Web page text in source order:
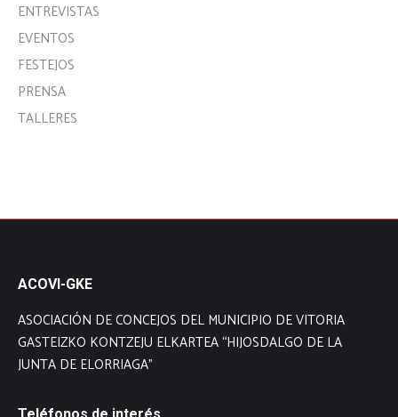
ENTREVISTAS
EVENTOS
FESTEJOS
PRENSA
TALLERES
ACOVI-GKE
ASOCIACIÓN DE CONCEJOS DEL MUNICIPIO DE VITORIA
GASTEIZKO KONTZEJU ELKARTEA “HIJOSDALGO DE LA
JUNTA DE ELORRIAGA”